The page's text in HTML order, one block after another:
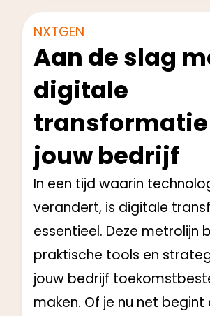
NXTGEN
Aan de slag
digitale
jouw bedrijf
In een tijd waarin
verandert, is digitale
essentieel. Deze metrolijn
praktische tools en
jouw bedrijf
maken. Of je nu net begint